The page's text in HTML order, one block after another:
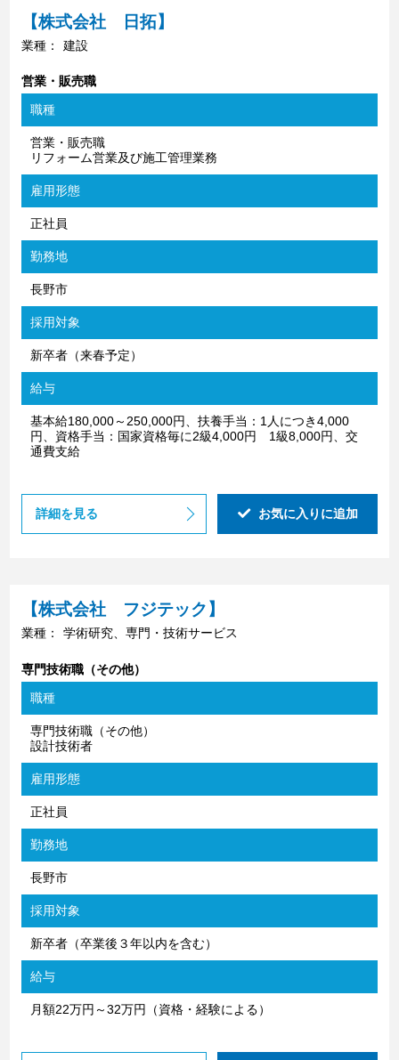
【株式会社 日拓】
業種： 建設
営業・販売職
職種
営業・販売職
リフォーム営業及び施工管理業務
雇用形態
正社員
勤務地
長野市
採用対象
新卒者（来春予定）
給与
基本給180,000～250,000円、扶養手当：1人につき4,000
円、資格手当：国家資格毎に2級4,000円 1級8,000円、交
通費支給
詳細を見る お気に入りに追加
【株式会社 フジテック】
業種： 学術研究、専門・技術サービス
専門技術職（その他）
職種
専門技術職（その他）
設計技術者
雇用形態
正社員
勤務地
長野市
採用対象
新卒者（卒業後３年以内を含む）
給与
月額22万円～32万円（資格・経験による）